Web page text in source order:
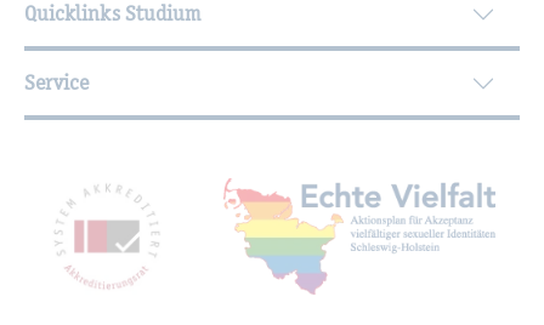
Quicklinks Studium
Service
Mit­glied­schaf­ten,